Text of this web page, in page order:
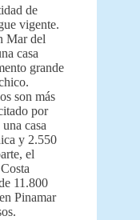
de
vigente.
Mar del
casa
grande
son más
por
casa
y 2.550
el
11.800
Pinamar